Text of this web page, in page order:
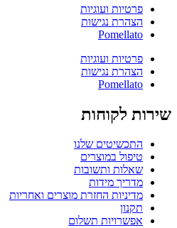
פרטיות ועוגיות
הצהרת נגישות
Pomellato
פרטיות ועוגיות
הצהרת נגישות
Pomellato
שירות לקוחות
התכשיטים שלנו
טיפול במוצרים
שאלות ותשובות
מדריך מידות
מדיניות החזרת מוצרים ואחריות
תקנון
אפשרויות תשלום